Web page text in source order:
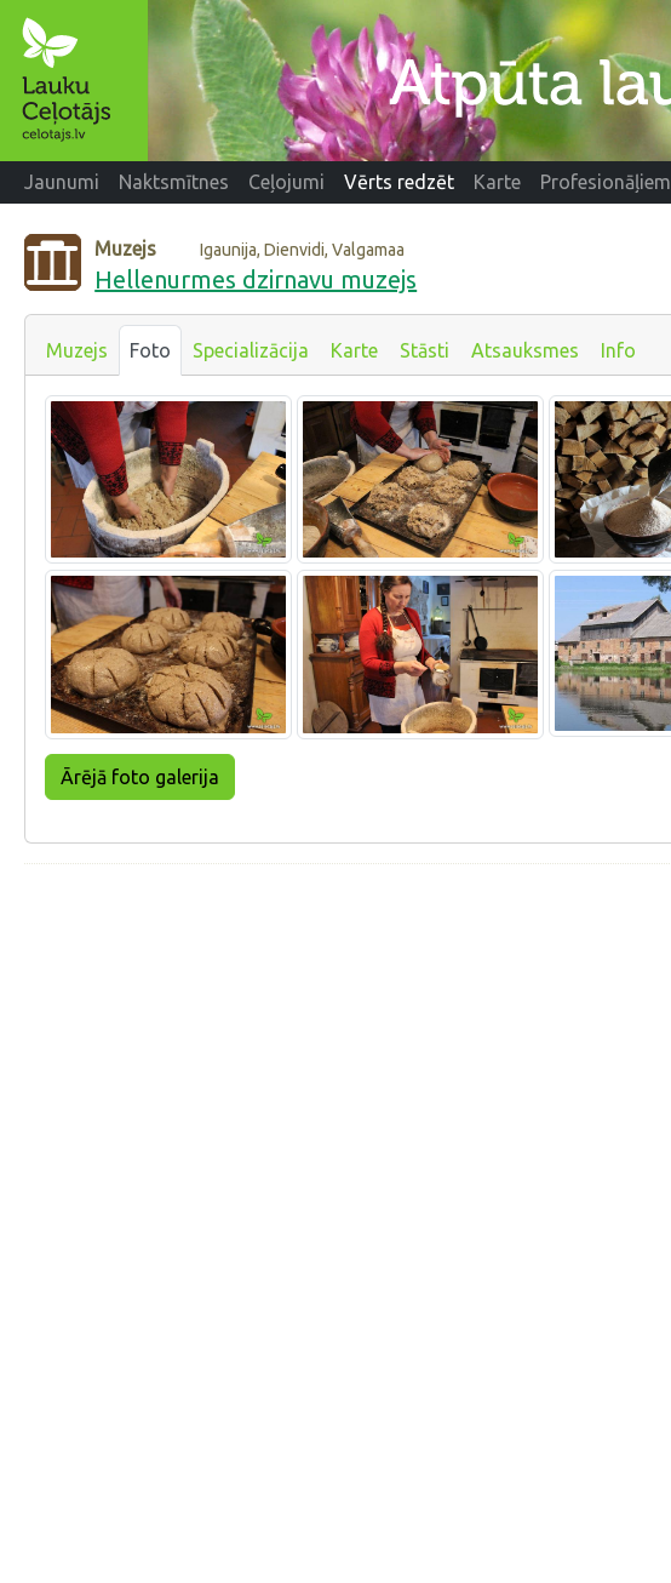
Jaunumi Naktsmītnes Ceļojumi Vērts redzēt Karte Profesionāļiem
Muzejs Igaunija, Dienvidi, Valgamaa
Hellenurmes dzirnavu muzejs
Muzejs Foto Specializācija Karte Stāsti Atsauksmes Info
Ārējā foto galerija